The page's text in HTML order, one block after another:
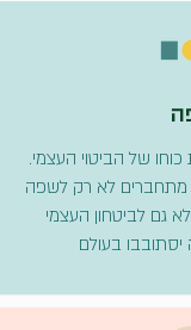
של הביטוי העצמי.
מתחברים לא רק לשפה
גם לביטחון העצמי